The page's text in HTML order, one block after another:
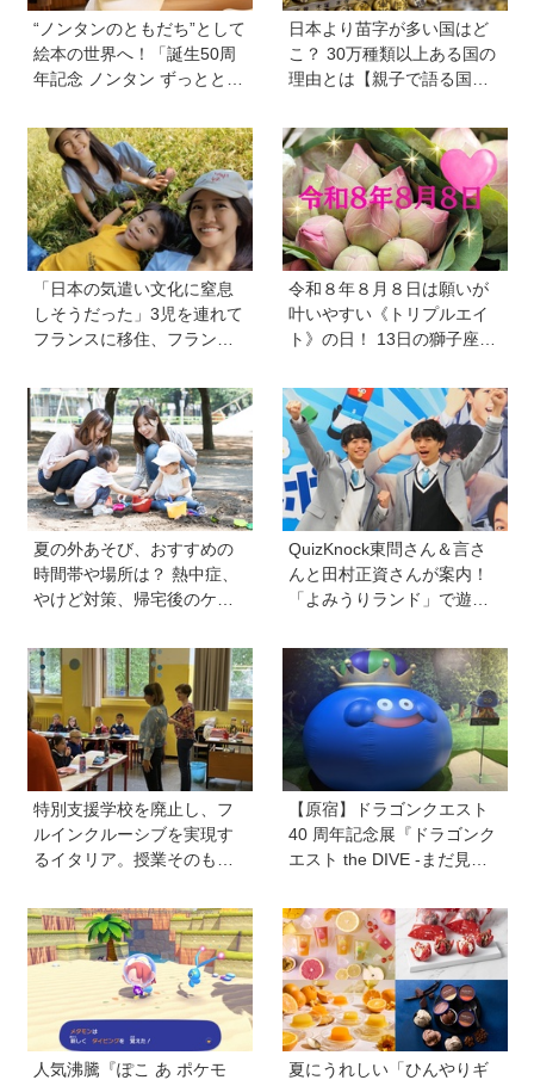
“ノンタンのともだち”として
絵本の世界へ！「誕生50周
年記念 ノンタン ずっととも
USEUMで開催中
日本より苗字が多い国はど
こ？ 30万種類以上ある国の
理由とは【親子で語る国際
「日本の気遣い文化に窒息
しそうだった」3児を連れて
フランスに移住、フランス
りがたみ【vol.13】
令和８年８月８日は願いが
叶いやすい《トリプルエイ
ト》の日！ 13日の獅子座の
注目
夏の外あそび、おすすめの
時間帯や場所は？ 熱中症、
やけど対策、帰宅後のケア
修】
QuizKnock東問さん＆言さ
んと田村正資さんが案内！
「よみうりランド」で遊び
限定イベントが開催
特別支援学校を廃止し、フ
ルインクルーシブを実現す
るイタリア。授業そのもの
やすい形に【言語聴覚士 原
先生が伝える世界のインク
ルーシブ教育】
【原宿】ドラゴンクエスト
40 周年記念展『ドラゴンク
エスト the DIVE -まだ見ぬ
カドに登場！ VR体験からコ
ラボグルメ、限定グッズま
で親子で楽しめる注目イベ
ント
人気沸騰『ぽこ あ ポケモ
夏にうれしい「ひんやりギ